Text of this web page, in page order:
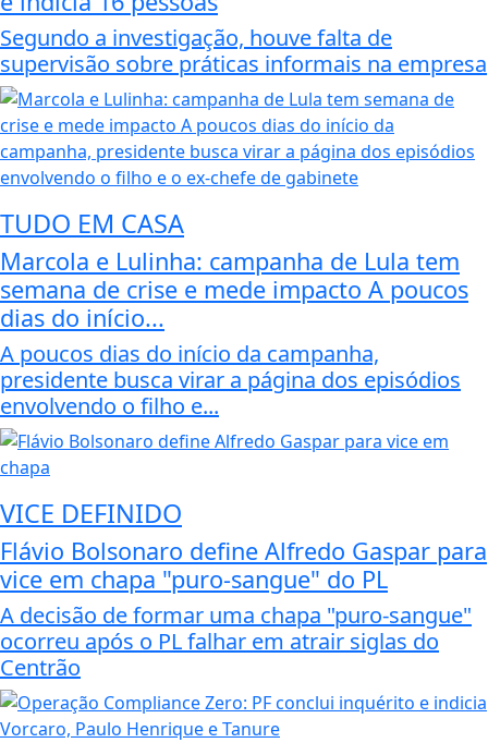
Segundo a investigação, houve falta de
supervisão sobre práticas informais na empresa
TUDO EM CASA
Marcola e Lulinha: campanha de Lula tem
semana de crise e mede impacto A poucos
dias do início...
A poucos dias do início da campanha,
presidente busca virar a página dos episódios
envolvendo o filho e...
VICE DEFINIDO
Flávio Bolsonaro define Alfredo Gaspar para
vice em chapa "puro-sangue" do PL
A decisão de formar uma chapa "puro-sangue"
ocorreu após o PL falhar em atrair siglas do
Centrão